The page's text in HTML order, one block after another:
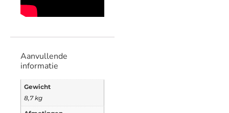
Aanvullende
informatie
Gewicht
8,7 kg